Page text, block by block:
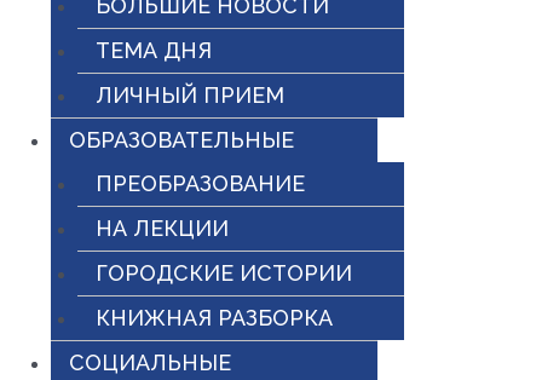
БОЛЬШИЕ НОВОСТИ
ТЕМА ДНЯ
ЛИЧНЫЙ ПРИЕМ
ОБРАЗОВАТЕЛЬНЫЕ
ПРЕОБРАЗОВАНИЕ
НА ЛЕКЦИИ
ГОРОДСКИЕ ИСТОРИИ
КНИЖНАЯ РАЗБОРКА
СОЦИАЛЬНЫЕ